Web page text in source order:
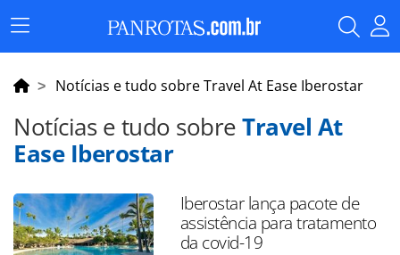
Menu
Principal
Notícias e tudo sobre Travel At Ease Iberostar
Notícias e tudo sobreTravel At
Ease Iberostar
Iberostar lança pacote de
assistência para tratamento
da covid-19